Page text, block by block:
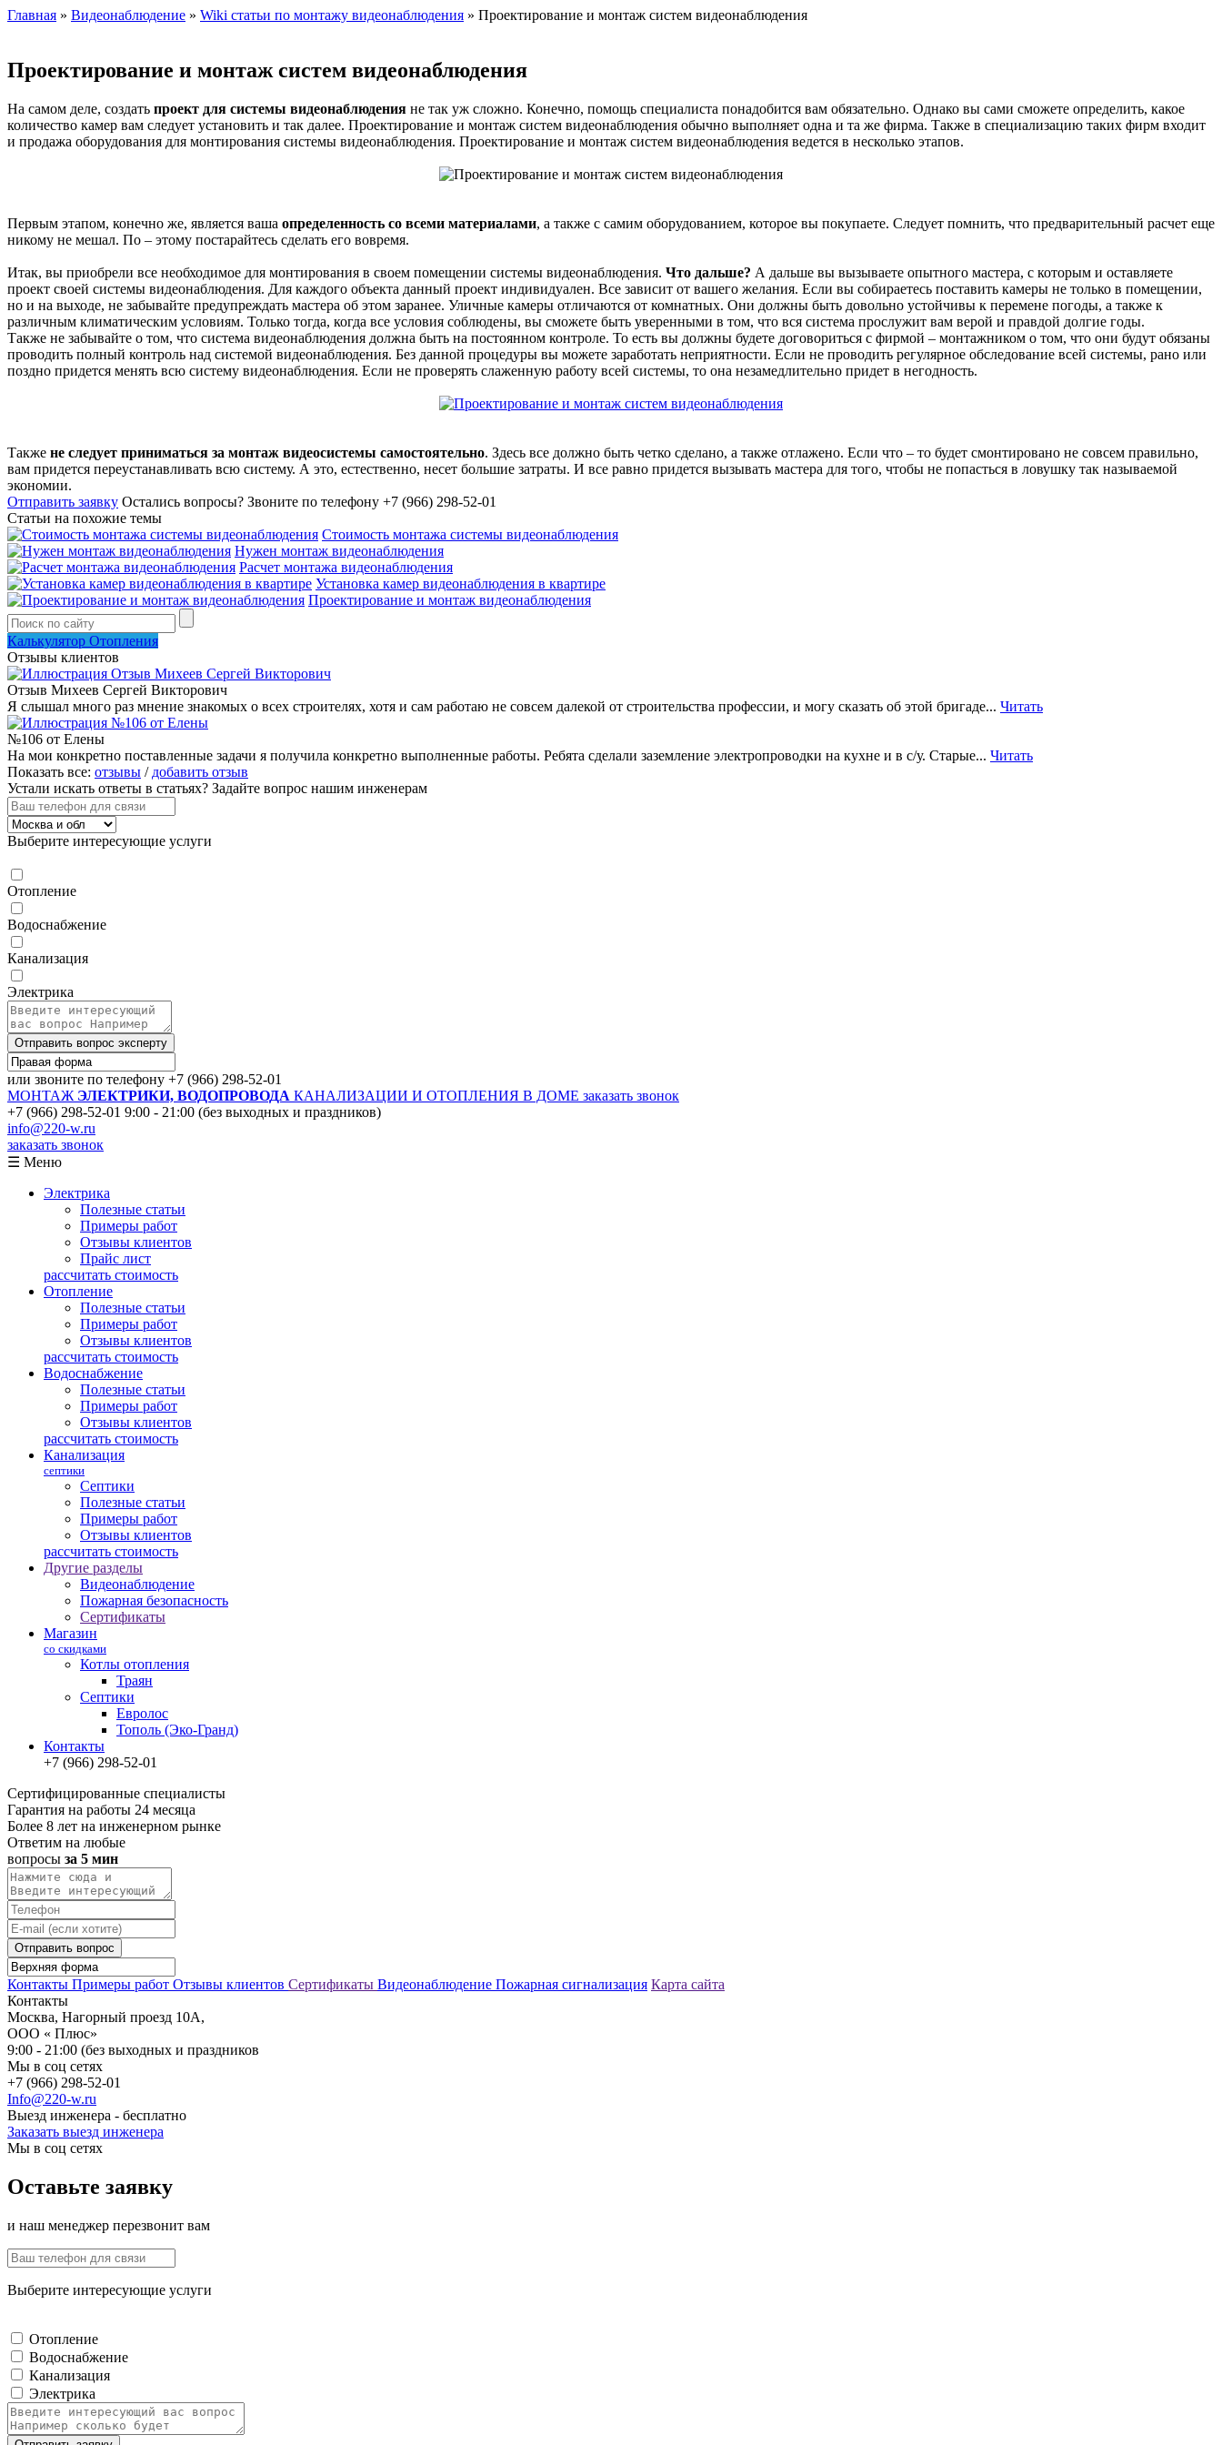
Главная » Видеонаблюдение » Wiki статьи по монтажу видеонаблюдения » Проектирование и монтаж систем видеонаблюдения
Проектирование и монтаж систем видеонаблюдения
На самом деле, создать проект для системы видеонаблюдения не так уж сложно. Конечно, помощь специалиста понадобится вам обязательно. Однако вы сами сможете определить, какое
количество камер вам следует установить и так далее. Проектирование и монтаж систем видеонаблюдения обычно выполняет одна и та же фирма. Также в специализацию таких фирм входит
и продажа оборудования для монтирования системы видеонаблюдения. Проектирование и монтаж систем видеонаблюдения ведется в несколько этапов.
Первым этапом, конечно же, является ваша определенность со всеми материалами, а также с самим оборудованием, которое вы покупаете. Следует помнить, что предварительный расчет еще
никому не мешал. По – этому постарайтесь сделать его вовремя.
Итак, вы приобрели все необходимое для монтирования в своем помещении системы видеонаблюдения. Что дальше? А дальше вы вызываете опытного мастера, с которым и оставляете
проект своей системы видеонаблюдения. Для каждого объекта данный проект индивидуален. Все зависит от вашего желания. Если вы собираетесь поставить камеры не только в помещении,
но и на выходе, не забывайте предупреждать мастера об этом заранее. Уличные камеры отличаются от комнатных. Они должны быть довольно устойчивы к перемене погоды, а также к
различным климатическим условиям. Только тогда, когда все условия соблюдены, вы сможете быть уверенными в том, что вся система прослужит вам верой и правдой долгие годы.
Также не забывайте о том, что система видеонаблюдения должна быть на постоянном контроле. То есть вы должны будете договориться с фирмой – монтажником о том, что они будут обязаны
проводить полный контроль над системой видеонаблюдения. Без данной процедуры вы можете заработать неприятности. Если не проводить регулярное обследование всей системы, рано или
поздно придется менять всю систему видеонаблюдения. Если не проверять слаженную работу всей системы, то она незамедлительно придет в негодность.
Также не следует приниматься за монтаж видеосистемы самостоятельно. Здесь все должно быть четко сделано, а также отлажено. Если что – то будет смонтировано не совсем правильно,
вам придется переустанавливать всю систему. А это, естественно, несет большие затраты. И все равно придется вызывать мастера для того, чтобы не попасться в ловушку так называемой
экономии.
Отправить заявку Остались вопросы? Звоните по телефону +7 (966) 298-52-01
Статьи на похожие темы
Стоимость монтажа системы видеонаблюдения
Нужен монтаж видеонаблюдения
Расчет монтажа видеонаблюдения
Установка камер видеонаблюдения в квартире
Проектирование и монтаж видеонаблюдения
Калькулятор Отопления
Отзывы клиентов
Отзыв Михеев Сергей Викторович
Я слышал много раз мнение знакомых о всех строителях, хотя и сам работаю не совсем далекой от строительства профессии, и могу сказать об этой бригаде... Читать
№106 от Елены
На мои конкретно поставленные задачи я получила конкретно выполненные работы. Ребята сделали заземление электропроводки на кухне и в с/у. Старые... Читать
Показать все: отзывы / добавить отзыв
Устали искать ответы в статьях? Задайте вопрос нашим инженерам
Выберите интересующие услуги
Отопление
Водоснабжение
Канализация
Электрика
Отправить вопрос эксперту
или звоните по телефону +7 (966) 298-52-01
МОНТАЖ ЭЛЕКТРИКИ, ВОДОПРОВОДА КАНАЛИЗАЦИИ И ОТОПЛЕНИЯ В ДОМЕ заказать звонок
+7 (966) 298-52-01 9:00 - 21:00 (без выходных и праздников)
info@220-w.ru
заказать звонок
☰ Меню
Электрика
Полезные статьи
Примеры работ
Отзывы клиентов
Прайс лист
рассчитать стоимость
Отопление
Полезные статьи
Примеры работ
Отзывы клиентов
рассчитать стоимость
Водоснабжение
Полезные статьи
Примеры работ
Отзывы клиентов
рассчитать стоимость
Канализация
септики
Септики
Полезные статьи
Примеры работ
Отзывы клиентов
рассчитать стоимость
Другие разделы
Видеонаблюдение
Пожарная безопасность
Сертификаты
Магазин
со скидками
Котлы отопления
Траян
Септики
Евролос
Тополь (Эко-Гранд)
Контакты
+7 (966) 298-52-01
Сертифицированные специалисты
Гарантия на работы 24 месяца
Более 8 лет на инженерном рынке
Ответим на любые
вопросы за 5 мин
Отправить вопрос
Контакты Примеры работ Отзывы клиентов Сертификаты Видеонаблюдение Пожарная сигнализация Карта сайта
Контакты
Москва, Нагорный проезд 10А,
ООО « Плюс»
9:00 - 21:00 (без выходных и праздников
Мы в соц сетях
+7 (966) 298-52-01
Info@220-w.ru
Выезд инженера - бесплатно
Заказать выезд инженера
Мы в соц сетях
Оставьте заявку
и наш менеджер перезвонит вам
Выберите интересующие услуги
Отопление
Водоснабжение
Канализация
Электрика